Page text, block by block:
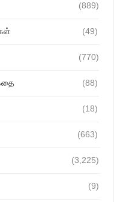
(889)
(49)
(770)
(88)
(18)
(663)
(3,225)
(9)